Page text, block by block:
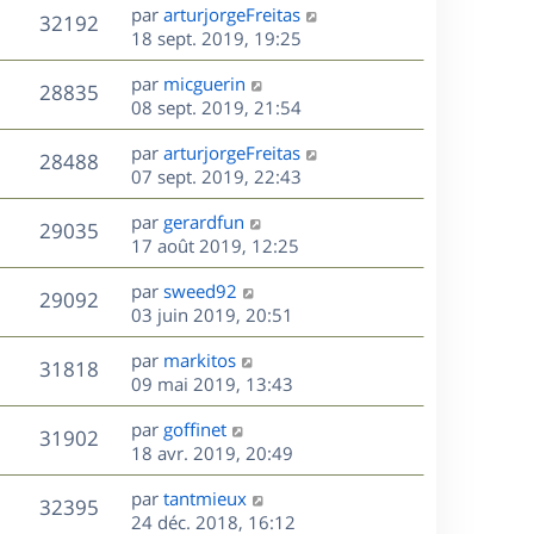
e
s
a
g
e
m
e
s
s
a
g
e
s
i
e
r
m
e
s
s
a
g
e
32192V
u
s
D
e
r
n
i
e
r
m
e
s
s
a
g
e
par arturjorgeFreitas
18 sept. 2019, 19:25
28835V
u
e
D
e
r
n
i
e
r
m
e
s
s
a
g
e
par micguerin
08 sept. 2019, 21:54
28488V
u
s
D
e
r
n
i
e
r
m
e
s
s
a
g
e
par arturjorgeFreitas
07 sept. 2019, 22:43
29035V
u
e
s
D
e
r
n
i
e
r
m
e
s
s
a
g
par gerardfun
17 août 2019, 12:25
29092V
u
e
s
D
e
r
n
i
e
r
m
e
s
s
par sweed92
03 juin 2019, 20:51
31818V
u
e
D
e
r
n
i
e
r
m
par markitos
09 mai 2019, 13:43
31902V
u
D
e
r
n
i
par goffinet
18 avr. 2019, 20:49
32395V
D
e
par tantmieux
24 déc. 2018, 16:12